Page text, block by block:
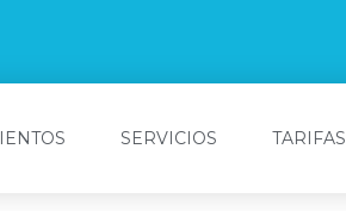
SERVICIOS TARIFAS